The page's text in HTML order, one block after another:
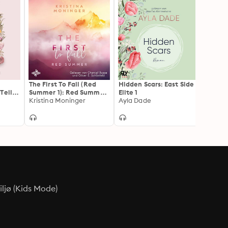
1
The First To Fall (Red
Summer 1): Red Summer
| Der Auftakt der New-
von #1-SPIEGEL-
Kristina Moninger
Hidden Scars: East Side
Elite 1
Ayla Dade
(Kids Mode)